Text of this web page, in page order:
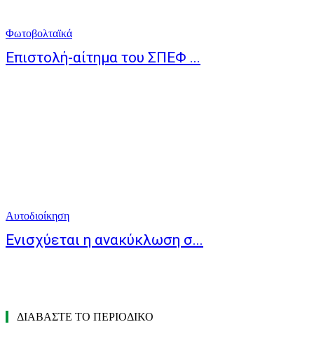
Φωτοβολταϊκά
Επιστολή-αίτημα του ΣΠΕΦ ...
Αυτοδιοίκηση
Ενισχύεται η ανακύκλωση σ...
ΔΙΑΒΑΣΤΕ ΤΟ ΠΕΡΙΟΔΙΚΟ